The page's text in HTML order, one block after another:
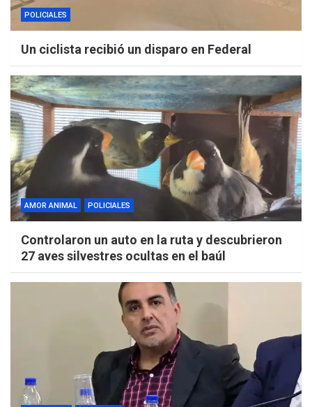
POLICIALES
Un ciclista recibió un disparo en Federal
AMOR ANIMAL POLICIALES
Controlaron un auto en la ruta y descubrieron
27 aves silvestres ocultas en el baúl